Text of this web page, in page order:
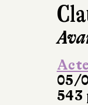
05/
543